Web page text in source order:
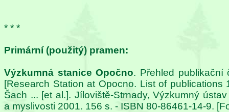
* * *
Primární (použitý) pramen:
Výzkumná stanice Opočno. Přehled publikační
[Research Station at Opocno. List of publications
Šach ... [et al.]. Jíloviště-Strnady, Výzkumný
a myslivosti 2001. 156 s. - ISBN 80-86461-14-9.